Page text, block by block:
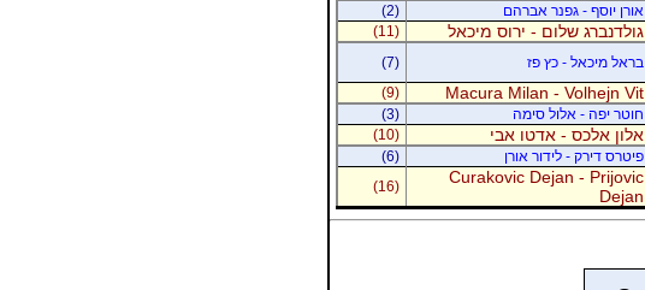
אורן יוסף - גפנר אברהם
(2)
גולדנברג שלום - ירוס מיכאל (11)
בראל מיכאל - כץ פז
(7)
Macura Milan - Volhejn Vit
(9)
חוטר יפה - אלול סימה
(3)
אלון אלכס - אדטו אבי (10)
פיטרס דירק - לידור אורן
(6)
Curakovic Dejan - Prijovic
Dejan
(16)